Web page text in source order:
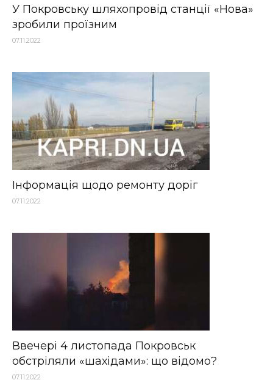
У Покровську шляхопровід станції «Нова»
зробили проїзним
07.11.2022
Інформація щодо ремонту доріг
07.11.2022
Ввечері 4 листопада Покровськ
обстріляли «шахідами»: що відомо?
07.11.2022